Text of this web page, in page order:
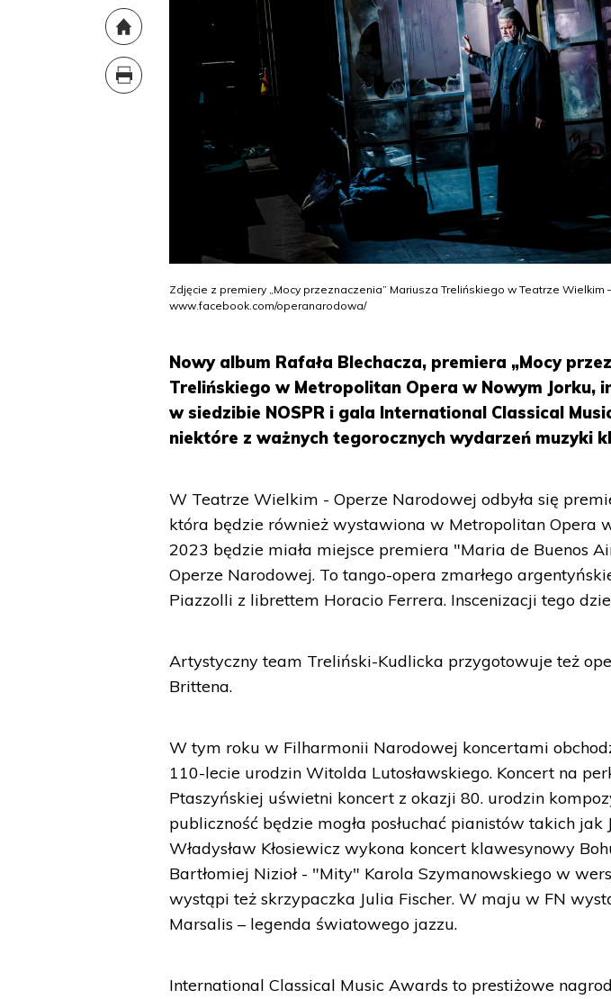
Zdjęcie z premiery „Mocy przeznaczenia” Mariusza Trelińskiego w Teatrze Wielkim
www.facebook.com/operanarodowa/
Nowy album Rafała Blechacza, premiera „Mocy
Trelińskiego w Metropolitan Opera w Nowym Jorku,
w siedzibie NOSPR i gala International Classical
niektóre z ważnych tegorocznych wydarzeń muzyki
W Teatrze Wielkim - Operze Narodowej odbyła się
która będzie również wystawiona w Metropolitan Opera
2023 będzie miała miejsce premiera "Maria de Buenos
Operze Narodowej. To tango-opera zmarłego
Piazzolli z librettem Horacio Ferrera. Inscenizacji tego
Artystyczny team Treliński-Kudlicka przygotowuje też
Brittena.
W tym roku w Filharmonii Narodowej koncertami
110-lecie urodzin Witolda Lutosławskiego. Koncert na
Ptaszyńskiej uświetni koncert z okazji 80. urodzin
publiczność będzie mogła posłuchać pianistów takich jak
Władysław Kłosiewicz wykona koncert klawesynowy
Bartłomiej Nizioł - "Mity" Karola Szymanowskiego w
wystąpi też skrzypaczka Julia Fischer. W maju w FN
Marsalis – legenda światowego jazzu.
International Classical Music Awards to prestiżowe